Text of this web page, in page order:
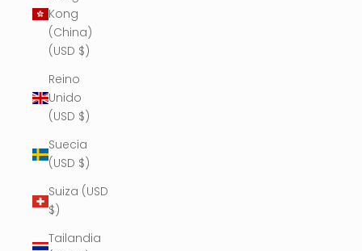
Kong
(China)
(USD $)
Reino
Unido
(USD $)
Suecia
(USD $)
Suiza (USD
$)
Tailandia